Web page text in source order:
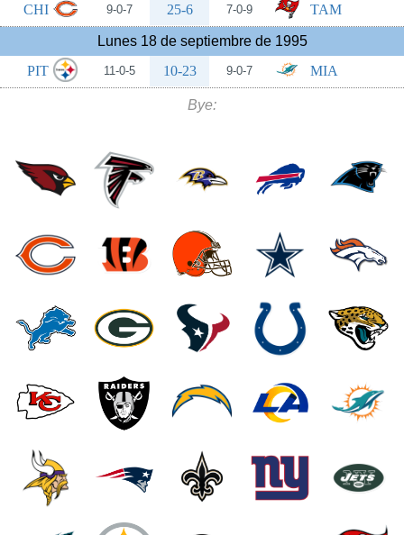
CHI 9-0-7 25-6 7-0-9 TAM
Lunes 18 de septiembre de 1995
PIT
11-0-5 10-23 9-0-7 MIA
Bye: